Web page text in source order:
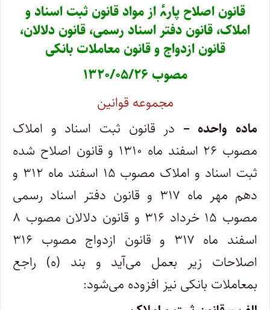
قانون اصلاح پارۂ از مواد قانون ثبت اسناد و
املاک، قانون دفتر اسناد رسمی، قانون دلالان،
قانون ازدواج و قانون معاملات بانکی
‌مصوب ۱۳۲۰/۰۵/۲۶
مجموعه قوانین
ماده واحده – در قانون ثبت اسناد و املاک
مصوب ۲۶ اسفند ماه ۱۳۱۰ و قانون اصلاح شده
ثبت اسناد و املاک مصوب ۱۵ اسفند ماه ۳۱۲ و
دهم‌ مهر ماه ۳۱۷ و قانون دفتر اسناد رسمی
مصوب ۱۵ خرداد ۳۱۶ و قانون دلالان مصوب ۸
اسفند ماه ۳۱۷ و قانون ازدواج مصوب ۳۱۶
اصلاحات ‌زیر بعمل می‌آید و بند (ه) راجع
بمعاملات بانکی نیز افزوده می‌شود: